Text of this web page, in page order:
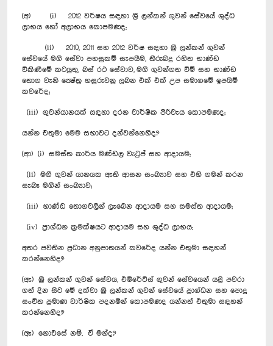
(අ) (i) 2012 වර්ෂය සඳහා ශ්‍රී ලන්කන් ගුවන් සේවයේ ශුද්ධ
ලාභය හෝ අලාභය කොපමණද;
(ii) 2010, 2011 සහ 2012 වර්ෂ සඳහා ශ්‍රී ලන්කන් ගුවන්
සේවයේ මගී සේවා පහසුකම් සැපයීම, තීරුබදු රහිත භාණ්ඩ
විකිණීමේ කටයුතු, බස් රථ සේවාව, මගී ගුවන්ගත වීම් සහ භාණ්ඩ
තොග වැනි ක්‍ෂේත්‍ර හසුරුවනු ලබන එක් එක් උප සමාගමේ ඉපයීම්
කවරේද;
(iii) ගුවන්යානයක් සඳහා දරන වාර්ෂික පිරිවැය කොපමණද;
යන්න එතුමා මෙම සභාවට දන්වන්නෙහිද?
(ආ) (i) සමස්ත කාර්ය මණ්ඩල වැටුප් සහ ආදායම;
(ii) මගී ගුවන් යානයක ඇති ආසන සංඛ්‍යාව සහ එහි ගමන් කරන
සැබෑ මගීන් සංඛ්‍යාව;
(iii) භාණ්ඩ තොගවලින් ලැබෙන ආදායම සහ සමස්ත ආදායම;
(iv) ප්‍රාග්ධන ක්‍රමක්ෂයට ආදායම සහ ශුද්ධ ලාභය;
අතර පවතින ප්‍රධාන අනුපාතයන් කවරේද යන්න එතුමා සඳහන්
කරන්නෙහිද?
(ඇ) ශ්‍රී ලන්කන් ගුවන් සේවය, එමිරේට්ස් ගුවන් සේවයෙන් යළි පවරා
ගත් දින සිට මේ දක්වා ශ්‍රී ලන්කන් ගුවන් සේවයේ ප්‍රාග්ධන සහ පොදු
සංචිත ප්‍රමාණ වාර්ෂික පදනමින් කොපමණද යන්නත් එතුමා සඳහන්
කරන්නෙහිද?
(ඈ) නොඑසේ නම්, ඒ මන්ද?